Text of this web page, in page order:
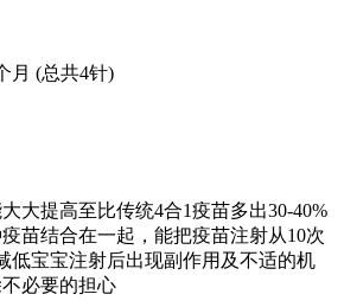
月 (总共4针)
大提高至比传统4合1疫苗多出30-40%
苗结合在一起，能把疫苗注射从10次
低宝宝注射后出现副作用及不适的机
必要的担心